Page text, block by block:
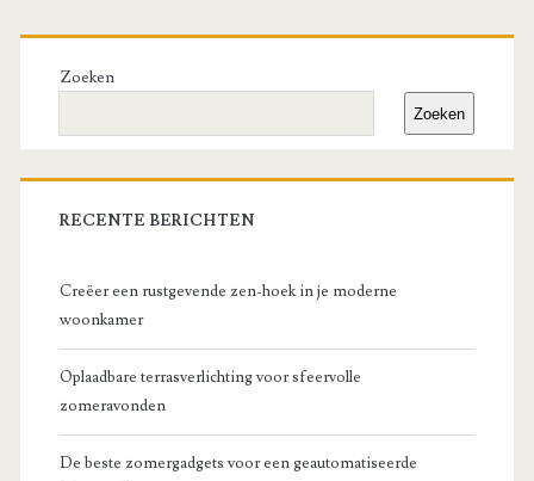
Primary
Sidebar
Zoeken
Zoeken
RECENTE BERICHTEN
Creëer een rustgevende zen-hoek in je moderne
woonkamer
Oplaadbare terrasverlichting voor sfeervolle
zomeravonden
De beste zomergadgets voor een geautomatiseerde